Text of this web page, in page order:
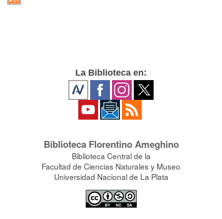
La Biblioteca en:
Biblioteca Florentino Ameghino
Biblioteca Central de la
Facultad de Ciencias Naturales y Museo
Universidad Nacional de La Plata